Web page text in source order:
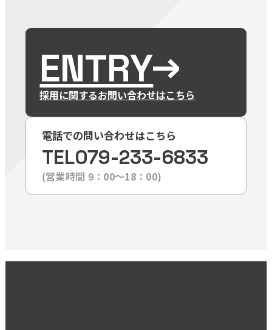
ENTRY
採用に関するお問い合わせはこちら
電話での問い合わせはこちら
TEL079-233-6833
(営業時間 9：00〜18：00)